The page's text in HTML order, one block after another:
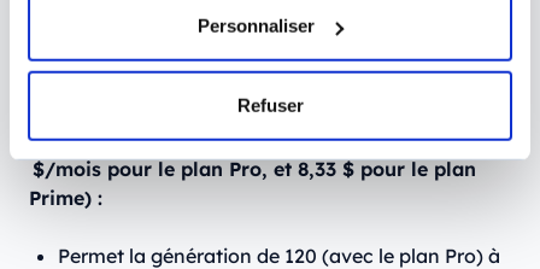
Personnaliser
Refuser
Permet la création de 12 présentations par an
Vous pourrez générer vos présentations à partir
de votre sujet et/ou d’un plan sommaire
Fonctionnalités des plans Premium (à partir de 5
$/mois pour le plan Pro, et 8,33 $ pour le plan
Prime) :
Permet la génération de 120 (avec le plan Pro) à